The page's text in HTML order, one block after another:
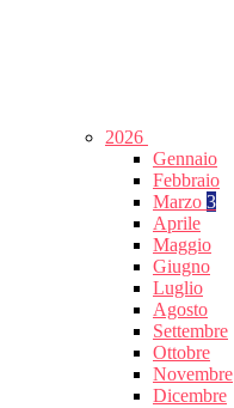
2026
Gennaio
Febbraio
Marzo 3
Aprile
Maggio
Giugno
Luglio
Agosto
Settembre
Ottobre
Novembre
Dicembre